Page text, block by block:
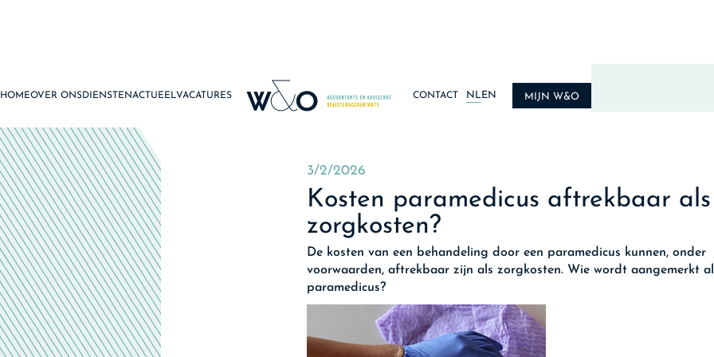
HOMEOVER ONSDIENSTENACTUEELVACATURES CONTACT NL EN MIJN W&O
3/2/2026
Kosten paramedicus aftrekbaar als
zorgkosten?
De kosten van een behandeling door een paramedicus kunnen, onder
voorwaarden, aftrekbaar zijn als zorgkosten. Wie wordt aangemerkt
paramedicus?